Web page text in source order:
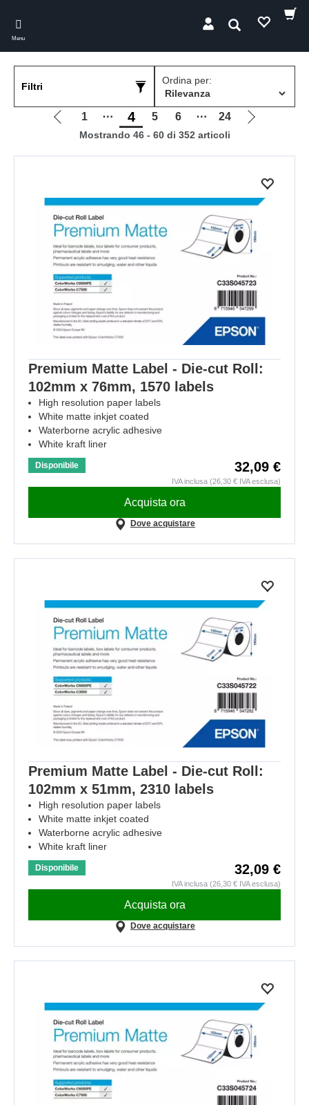
main
content
Menu
Cerca
Filtri
Ordina per:
Vai
pagina
1 ⋯ 4 5 6 ⋯ 24
Vai
pagina
Mostrando 46 - 60 di 352 articoli
Premium Matte Label - Die-cut Roll:
102mm x 76mm, 1570 labels
High resolution paper labels
White matte inkjet coated
Waterborne acrylic adhesive
White kraft liner
Disponibile 32,09 €
IVA inclusa (26,30 € IVA esclusa)
Acquista ora
Dove acquistare
Premium Matte Label - Die-cut Roll:
102mm x 51mm, 2310 labels
High resolution paper labels
White matte inkjet coated
Waterborne acrylic adhesive
White kraft liner
Disponibile 32,09 €
IVA inclusa (26,30 € IVA esclusa)
Acquista ora
Dove acquistare